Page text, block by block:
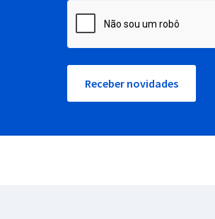
Receber novidades